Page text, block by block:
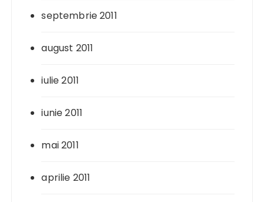
septembrie 2011
august 2011
iulie 2011
iunie 2011
mai 2011
aprilie 2011